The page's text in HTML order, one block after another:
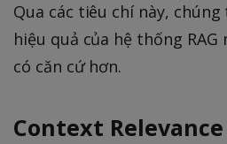
Qua các tiêu chí này,
hiệu quả của hệ thống
có căn cứ hơn.
Context Relevance